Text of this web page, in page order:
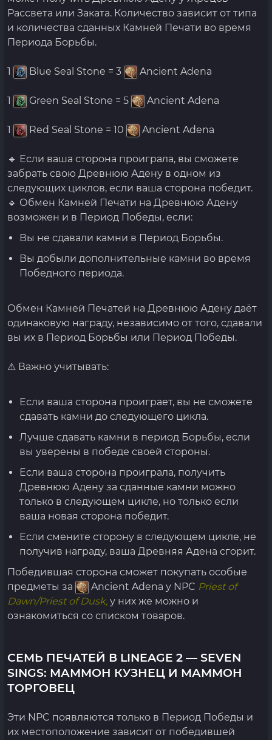
Рассвета или Заката. Количество зависит от типа
и количества сданных Камней Печати во время
Периода Борьбы.
1 Blue Seal Stone = 3 Ancient Adena
1 Green Seal Stone = 5 Ancient Adena
1 Red Seal Stone = 10 Ancient Adena
🔹 Если ваша сторона проиграла, вы сможете
забрать свою Древнюю Адену в одном из
следующих циклов, если ваша сторона победит.
🔹 Обмен Камней Печати на Древнюю Адену
возможен и в Период Победы, если:
Вы не сдавали камни в Период Борьбы.
Вы добыли дополнительные камни во время
Победного периода.
Обмен Камней Печатей на Древнюю Адену даёт
одинаковую награду, независимо от того, сдавали
вы их в Период Борьбы или Период Победы.
⚠ Важно учитывать:
Если ваша сторона проиграет, вы не сможете
сдавать камни до следующего цикла.
Лучше сдавать камни в период Борьбы, если
вы уверены в победе своей стороны.
Если ваша сторона проиграла, получить
Древнюю Адену за сданные камни можно
только в следующем цикле, но только если
ваша новая сторона победит.
Если смените сторону в следующем цикле, не
получив награду, ваша Древняя Адена сгорит.
Победившая сторона сможет покупать особые
предметы за
Ancient Adena у NPC Priest of
Dawn/Priest of Dusk, у них же можно и
ознакомиться со списком товаров.
СЕМЬ ПЕЧАТЕЙ В LINEAGE 2 — SEVEN
SINGS: МАММОН КУЗНЕЦ И МАММОН
ТОРГОВЕЦ
Эти NPC появляются только в Период Победы и
их местоположение зависит от победившей